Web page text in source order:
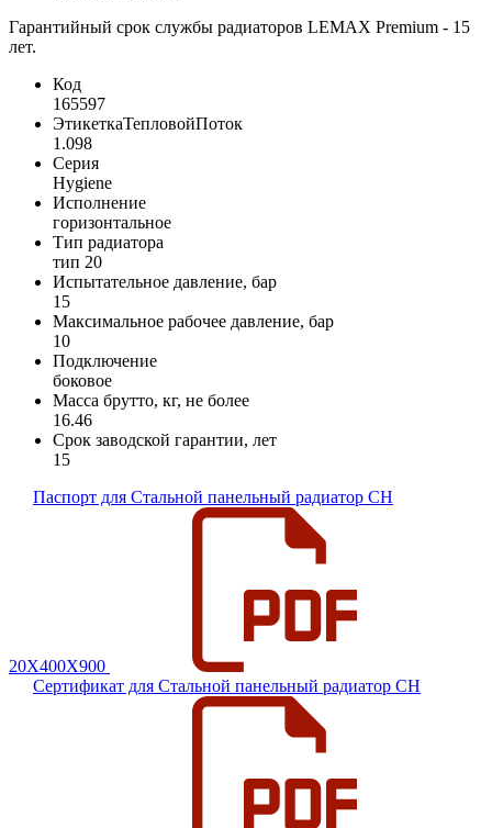
Гарантийный срок службы радиаторов LEMAX Premium - 15
лет.
Код
165597
ЭтикеткаТепловойПоток
1.098
Серия
Hygiene
Исполнение
горизонтальное
Тип радиатора
тип 20
Испытательное давление, бар
15
Максимальное рабочее давление, бар
10
Подключение
боковое
Масса брутто, кг, не более
16.46
Срок заводской гарантии, лет
15
Паспорт для Стальной панельный радиатор CH
20Х400Х900
Сертификат для Стальной панельный радиатор CH